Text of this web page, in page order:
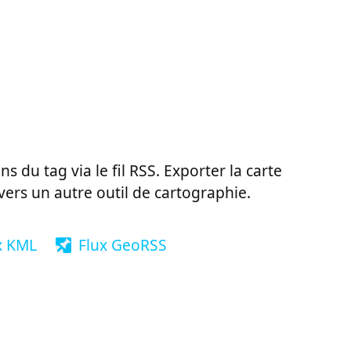
du tag via le fil RSS. Exporter la carte
un autre outil de cartographie.
KML Flux GeoRSS